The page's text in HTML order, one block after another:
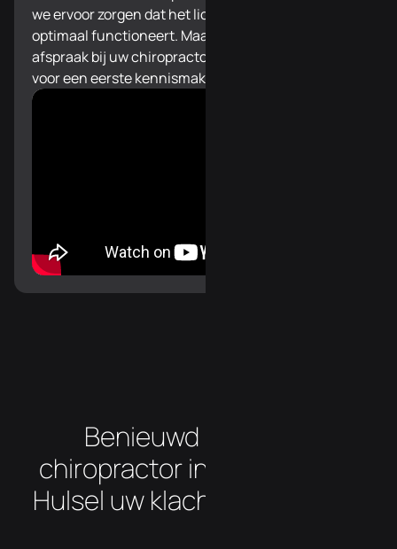
we ervoor zorgen dat het lichaam herstelt en terug
optimaal functioneert. Maak vandaag nog een
afspraak bij uw chiropractor in de buurt van Hulsel
voor een eerste kennismaking.
Benieuwd hoe onze
chiropractor in de buurt van
Hulsel uw klachten aanpakt?